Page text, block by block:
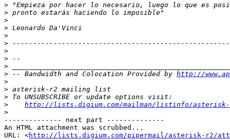
>
>
>
>
>
>
>
>
>
> -- Bandwidth and Colocation Provided by http://
>
>
>
>
http://lists.digium.com/mailman/listinfo/
>
-------------- next part --------------
An HTML attachment was scrubbed...
URL: <http://lists.digium.com/pipermail/asterisk-r2/